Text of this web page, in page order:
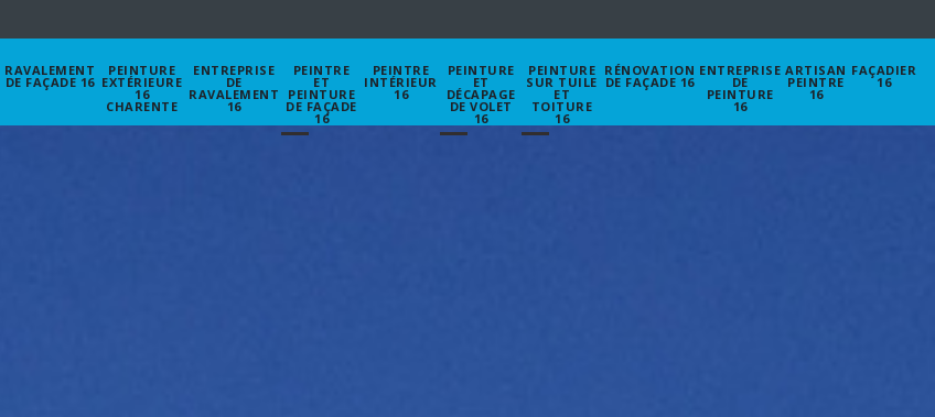
RAVALEMENT
DE FAÇADE 16
PEINTURE
EXTÉRIEURE
16
CHARENTE
ENTREPRISE
DE
RAVALEMENT
16
PEINTRE
ET
PEINTURE
DE FAÇADE
16
PEINTRE
INTÉRIEUR
16
PEINTURE
ET
DÉCAPAGE
DE VOLET
16
PEINTURE
SUR TUILE
ET
TOITURE
16
RÉNOVATION
DE FAÇADE 16
ENTREPRISE
DE
PEINTURE
16
ARTISAN
PEINTRE
16
FAÇADIER
16